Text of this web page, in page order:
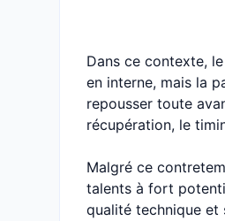
Dans ce contexte, le
en interne, mais la
repousser toute
récupération, le
Malgré ce
talents à fort
qualité technique et